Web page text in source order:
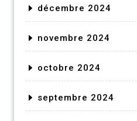
décembre 2024
novembre 2024
octobre 2024
septembre 2024